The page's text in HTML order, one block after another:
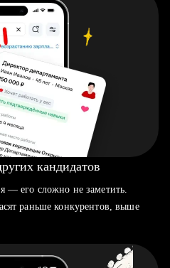
кандидатов
— его сложно не заметить.
раньше конкурентов, выше